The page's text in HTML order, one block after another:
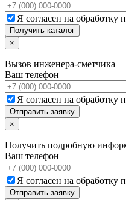
Я согласен на обработку
×
Вызов инженера-сметчика
Ваш телефон
Я согласен на обработку
×
Получить подробную
Ваш телефон
Я согласен на обработку